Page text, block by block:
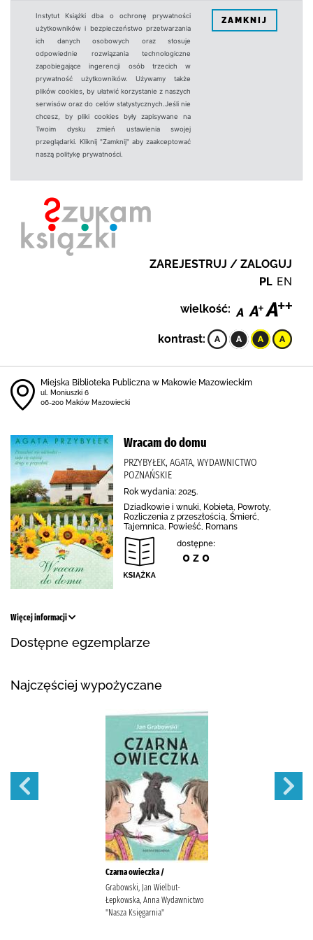
Instytut Książki dba o ochronę prywatności
użytkowników i bezpieczeństwo przetwarzania
ich danych osobowych oraz stosuje
odpowiednie rozwiązania technologiczne
zapobiegające ingerencji osób trzecich w
prywatność użytkowników. Używamy także
plików cookies, by ułatwić korzystanie z naszych
serwisów oraz do celów statystycznych.Jeśli nie
chcesz, by pliki cookies były zapisywane na
Twoim dysku zmień ustawienia swojej
przeglądarki. Kliknij "Zamknij" aby zaakceptować
naszą politykę prywatności.
ZAMKNIJ
ZAREJESTRUJ / ZALOGUJ
PL EN
wielkość:
kontrast:
Miejska Biblioteka Publiczna w Makowie Mazowieckim
ul. Moniuszki 6
06-200 Maków Mazowiecki
Wracam do domu
PRZYBYŁEK, AGATA, WYDAWNICTWO
POZNAŃSKIE
Rok wydania: 2025.
Dziadkowie i wnuki, Kobieta, Powroty,
Rozliczenia z przeszłością, Śmierć,
Tajemnica, Powieść, Romans
dostępne:
0 z 0
Więcej informacji
Dostępne egzemplarze
Najczęściej wypożyczane
Czarna owieczka /
Grabowski, Jan Wielbut-
Łepkowska, Anna Wydawnictwo
"Nasza Księgarnia"